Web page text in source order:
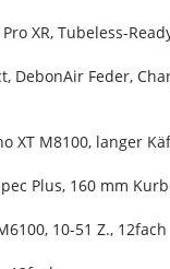
XR, Tubeless-
DebonAir Feder,
XT M8100, langer
Plus, 160 mm
10-51 Z., 12fach